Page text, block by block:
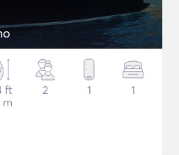
ft
m
2 1 1